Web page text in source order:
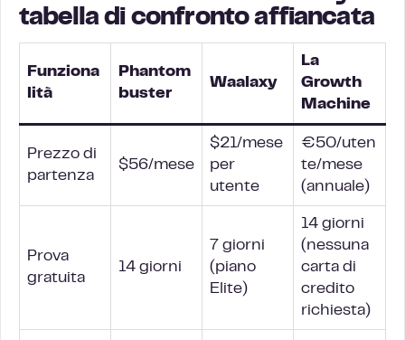
tabella di confronto affiancata
Funziona
lità
Phantom
buster
Waalaxy
La
Growth
Machine
Prezzo di
partenza
$56/mese
$21/mese
per
utente
€50/uten
te/mese
(annuale)
Prova
gratuita
14 giorni
7 giorni
(piano
Elite)
14 giorni
(nessuna
carta di
credito
richiesta)